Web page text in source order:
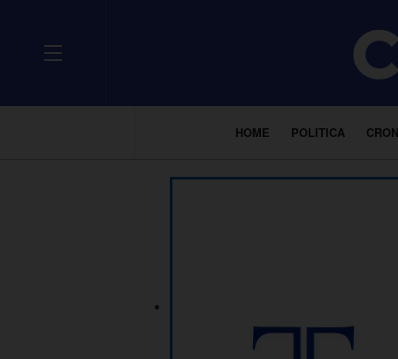
HOME POLITICA